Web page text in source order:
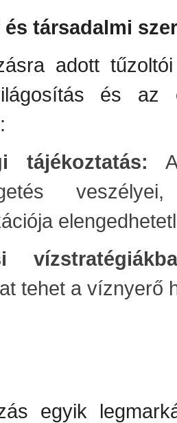
és társadalmi
adott
és az
tájékoztatás:
tehet a víznyerő
egyik